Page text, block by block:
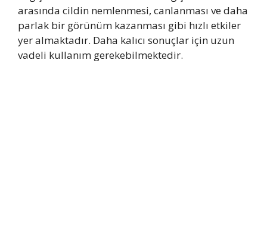
arasında cildin nemlenmesi, canlanması ve daha
parlak bir görünüm kazanması gibi hızlı etkiler
yer almaktadır. Daha kalıcı sonuçlar için uzun
vadeli kullanım gerekebilmektedir.